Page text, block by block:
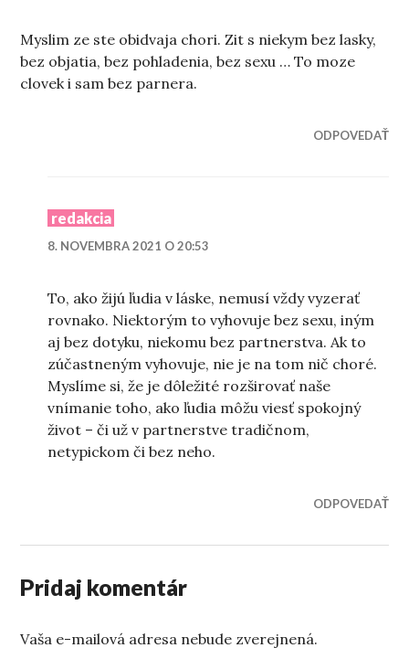
Myslim ze ste obidvaja chori. Zit s niekym bez lasky,
bez objatia, bez pohladenia, bez sexu … To moze
clovek i sam bez parnera.
ODPOVEDAŤ
redakcia
8. NOVEMBRA 2021 O 20:53
To, ako žijú ľudia v láske, nemusí vždy vyzerať
rovnako. Niektorým to vyhovuje bez sexu, iným
aj bez dotyku, niekomu bez partnerstva. Ak to
zúčastneným vyhovuje, nie je na tom nič choré.
Myslíme si, že je dôležité rozširovať naše
vnímanie toho, ako ľudia môžu viesť spokojný
život – či už v partnerstve tradičnom,
netypickom či bez neho.
ODPOVEDAŤ
Pridaj komentár
Vaša e-mailová adresa nebude zverejnená.